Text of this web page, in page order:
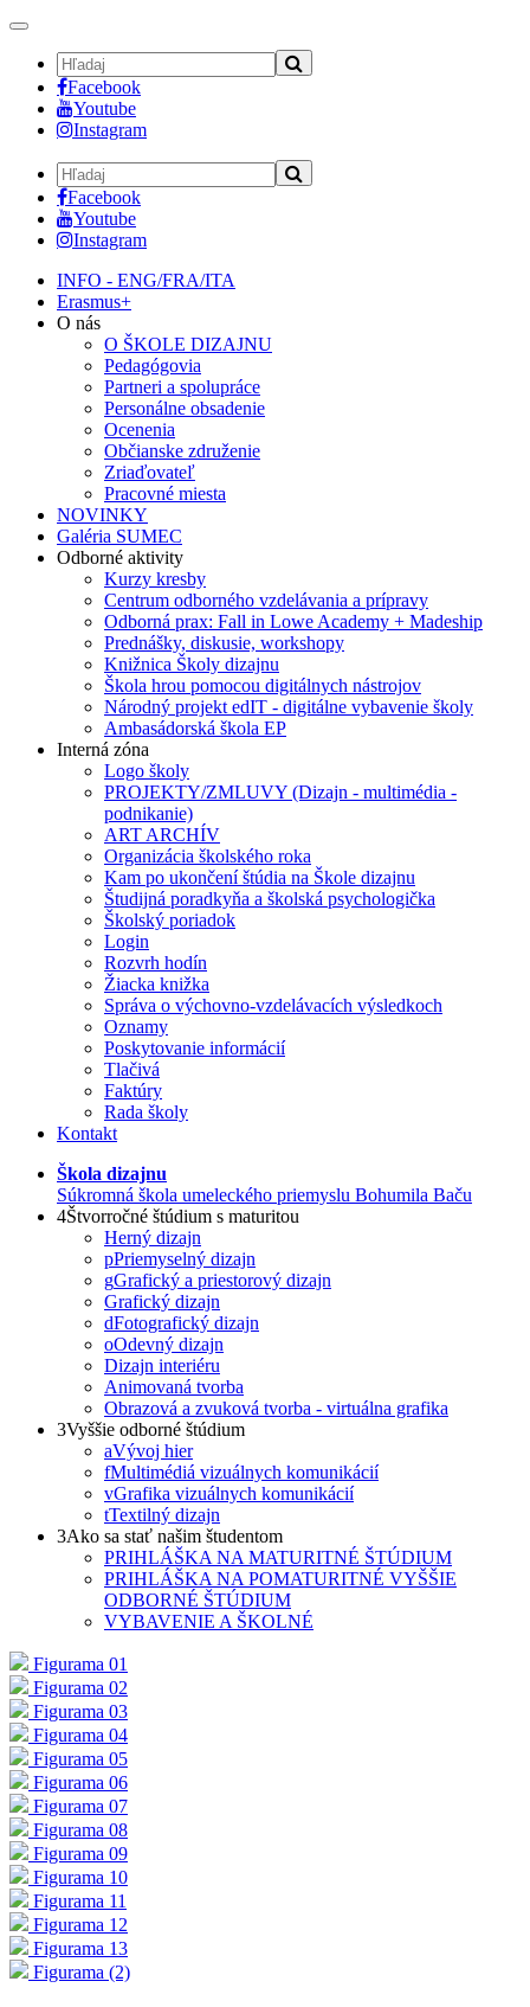
Toggle
navigation
Facebook
Youtube
Instagram
Facebook
Youtube
Instagram
INFO - ENG/FRA/ITA
Erasmus+
O nás
O ŠKOLE DIZAJNU
Pedagógovia
Partneri a spolupráce
Personálne obsadenie
Ocenenia
Občianske združenie
Zriaďovateľ
Pracovné miesta
NOVINKY
Galéria SUMEC
Odborné aktivity
Kurzy kresby
Centrum odborného vzdelávania a prípravy
Odborná prax: Fall in Lowe Academy + Madeship
Prednášky, diskusie, workshopy
Knižnica Školy dizajnu
Škola hrou pomocou digitálnych nástrojov
Národný projekt edIT - digitálne vybavenie školy
Ambasádorská škola EP
Interná zóna
Logo školy
PROJEKTY/ZMLUVY (Dizajn - multimédia -
podnikanie)
ART ARCHÍV
Organizácia školského roka
Kam po ukončení štúdia na Škole dizajnu
Študijná poradkyňa a školská psychologička
Školský poriadok
Login
Rozvrh hodín
Žiacka knižka
Správa o výchovno-vzdelávacích výsledkoch
Oznamy
Poskytovanie informácií
Tlačivá
Faktúry
Rada školy
Kontakt
Škola dizajnu
Súkromná škola umeleckého priemyslu Bohumila Baču
4Štvorročné štúdium s maturitou
Herný dizajn
pPriemyselný dizajn
gGrafický a priestorový dizajn
Grafický dizajn
dFotografický dizajn
oOdevný dizajn
Dizajn interiéru
Animovaná tvorba
Obrazová a zvuková tvorba - virtuálna grafika
3Vyššie odborné štúdium
aVývoj hier
fMultimédiá vizuálnych komunikácií
vGrafika vizuálnych komunikácií
tTextilný dizajn
3Ako sa stať našim študentom
PRIHLÁŠKA NA MATURITNÉ ŠTÚDIUM
PRIHLÁŠKA NA POMATURITNÉ VYŠŠIE
ODBORNÉ ŠTÚDIUM
VYBAVENIE A ŠKOLNÉ
Figurama 01
Figurama 02
Figurama 03
Figurama 04
Figurama 05
Figurama 06
Figurama 07
Figurama 08
Figurama 09
Figurama 10
Figurama 11
Figurama 12
Figurama 13
Figurama (2)